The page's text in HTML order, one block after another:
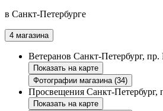
в Санкт-Петербурге
4 магазина
Ветеранов Санкт-Петербург,
Показать на карте
Фотографии магазина (34)
Просвещения Санкт-Петербург,
Показать на карте